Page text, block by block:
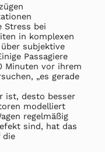
Stress bei
in komplexen
subjektive
Passagiere
Minuten vor ihrem
„es gerade
ist, desto besser
modelliert
regelmäßig
sind, hat das
die